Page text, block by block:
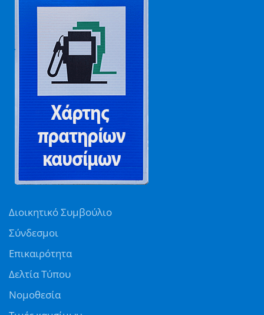
Διοικητικό Συμβούλιο
Σύνδεσμοι
Επικαιρότητα
Δελτία Τύπου
Νομοθεσία